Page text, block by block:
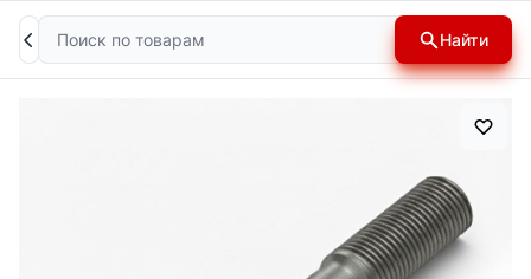
Поиск Найти